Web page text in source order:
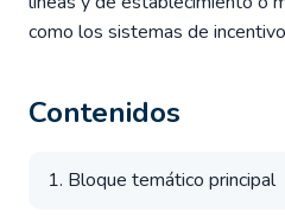
como los sistemas de
Contenidos
1. Bloque temático principal